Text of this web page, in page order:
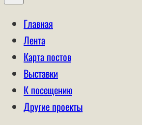
Главная
Лента
Карта постов
Выставки
К посещению
Другие проекты